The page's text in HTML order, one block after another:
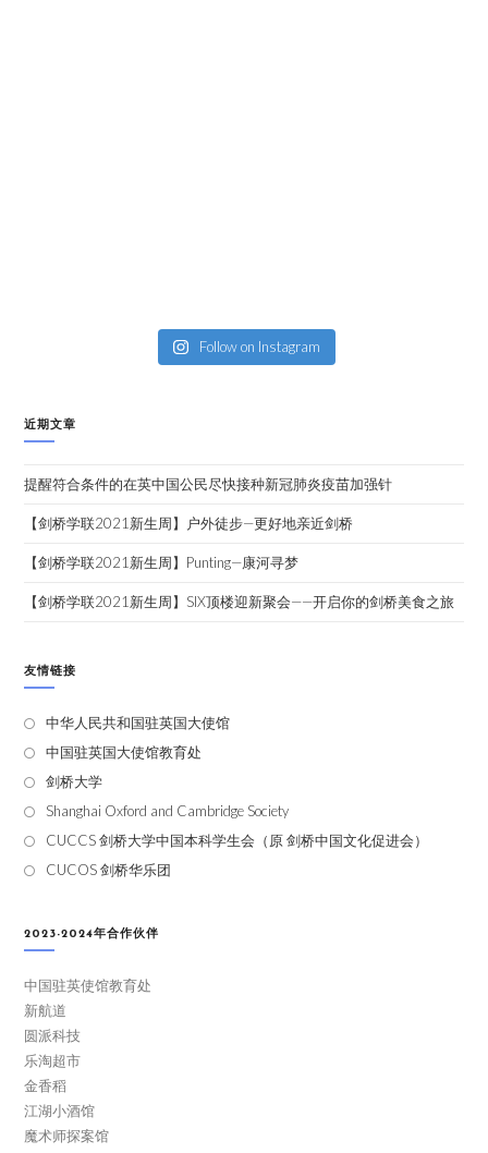
Follow on Instagram
近期文章
提醒符合条件的在英中国公民尽快接种新冠肺炎疫苗加强针
【剑桥学联2021新生周】户外徒步—更好地亲近剑桥
【剑桥学联2021新生周】Punting—康河寻梦
【剑桥学联2021新生周】SIX顶楼迎新聚会——开启你的剑桥美食之旅
友情链接
中华人民共和国驻英国大使馆
中国驻英国大使馆教育处
剑桥大学
Shanghai Oxford and Cambridge Society
CUCCS 剑桥大学中国本科学生会（原 剑桥中国文化促进会）
CUCOS 剑桥华乐团
2023-2024年合作伙伴
中国驻英使馆教育处
新航道
圆派科技
乐淘超市
金香稻
江湖小酒馆
魔术师探案馆